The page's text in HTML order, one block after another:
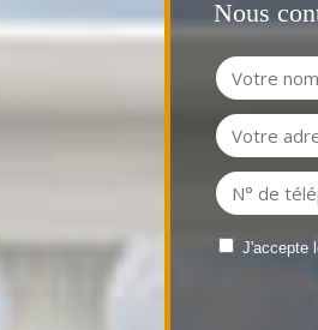
Nous
J'accepte